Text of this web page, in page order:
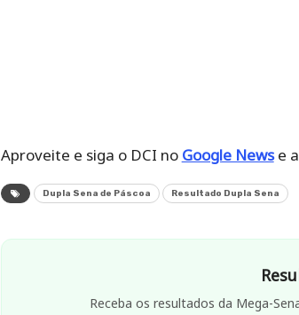
Aproveite e siga o DCI no Google Newse
Dupla Sena de Páscoa Resultado Dupla Sena
Receba os resultados da Mega-